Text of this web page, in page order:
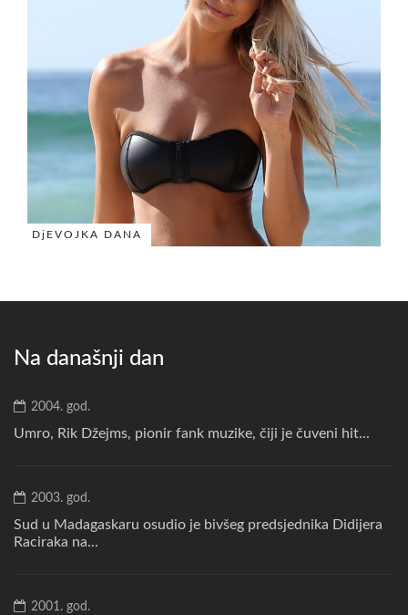
DjEVOJKA DANA
Na današnji dan
2004. god.
Umro, Rik Džejms, pionir fank muzike, čiji je čuveni hit...
2003. god.
Sud u Madagaskaru osudio je bivšeg predsjednika Didijera
Raciraka na...
2001. god.